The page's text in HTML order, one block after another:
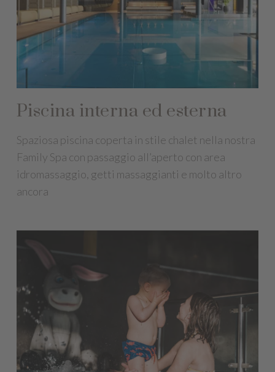
Piscina interna ed esterna
Spaziosa piscina coperta in stile chalet nella nostra
Family Spa con passaggio all’aperto con area
idromassaggio, getti massaggianti e molto altro
ancora